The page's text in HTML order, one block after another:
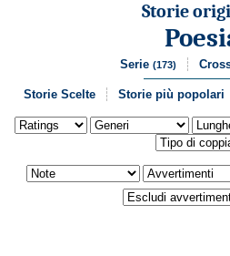
Storie
Serie (173)
Storie Scelte Storie più popolari